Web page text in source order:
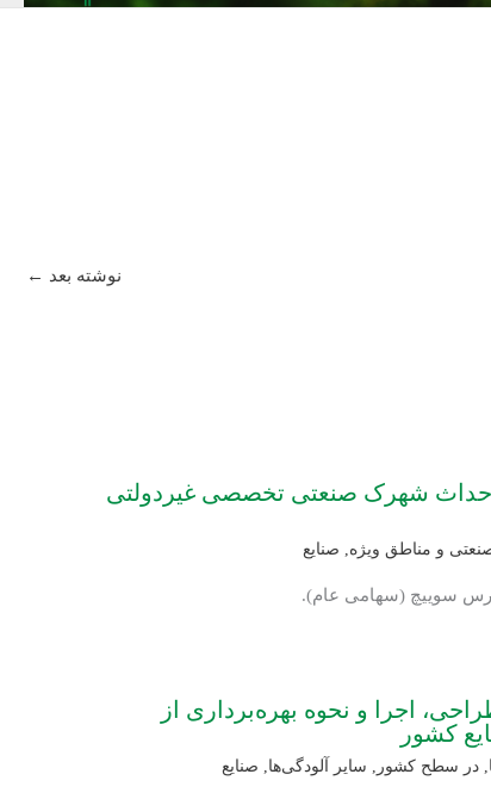
نوشته بعد ←
شهرک صنعتی تخصصی غیردولتی
و مناطق ویژه, صنایع
سوییچ (سهامی عام).
اجرا و نحوه بهره‌برداری از
کشور
,در سطح کشور , سایر آلودگی‌ها, صنایع